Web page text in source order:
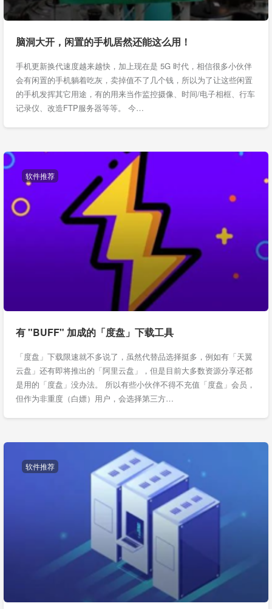
脑洞大开，闲置的手机居然还能这么用！
手机更新换代速度越来越快，加上现在是 5G 时代，相信很多小伙伴
会有闲置的手机躺着吃灰，卖掉值不了几个钱，所以为了让这些闲置
的手机发挥其它用途，有的用来当作监控摄像、时间/电子相框、行车
记录仪、改造FTP服务器等等。 今…
软件推荐
有 "BUFF" 加成的「度盘」下载工具
「度盘」下载限速就不多说了，虽然代替品选择挺多，例如有「天翼
云盘」还有即将推出的「阿里云盘」，但是目前大多数资源分享还都
是用的「度盘」没办法。 所以有些小伙伴不得不充值「度盘」会员，
但作为非重度（白嫖）用户，会选择第三方…
软件推荐